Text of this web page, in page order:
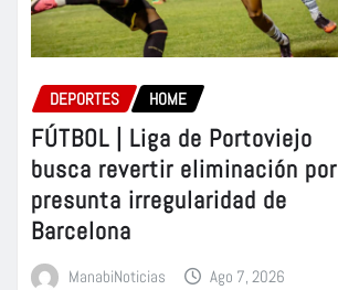
DEPORTES HOME
FÚTBOL | Liga de Portoviejo
busca revertir eliminación por
presunta irregularidad de
Barcelona
ManabiNoticias Ago 7, 2026